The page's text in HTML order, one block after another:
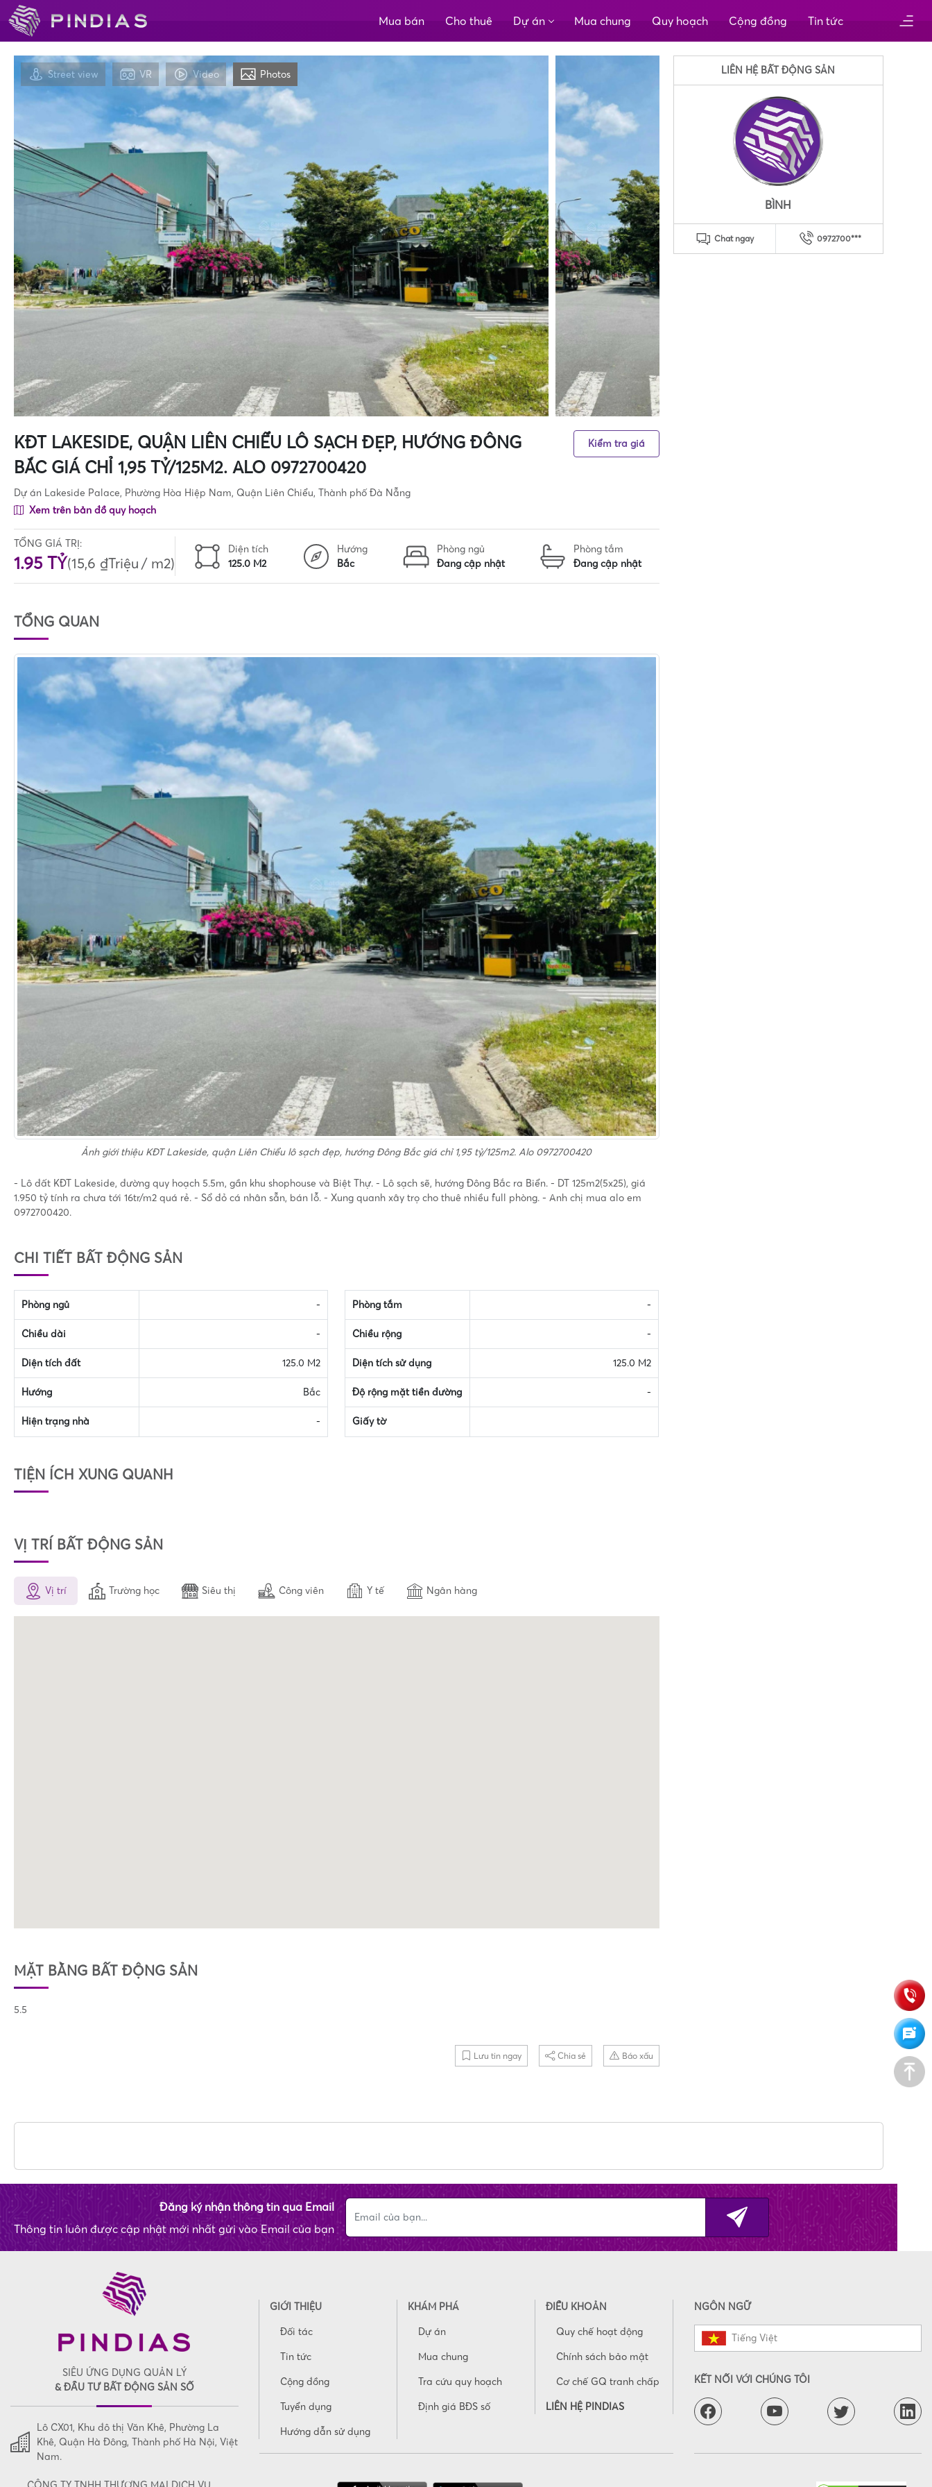
Mua bán Cho thuê Dự án Mua chung Quy hoạch Cộng đồng Tin tức
Street view VR Video Photos
KĐT LAKESIDE, QUẬN LIÊN CHIỂU LÔ SẠCH ĐẸP, HƯỚNG ĐÔNG
BẮC GIÁ CHỈ 1,95 TỶ/125M2. ALO 0972700420
Dự án Lakeside Palace, Phường Hòa Hiệp Nam, Quận Liên Chiểu, Thành phố Đà Nẵng
Xem trên bản đồ quy hoạch
Kiểm tra giá
TỔNG GIÁ TRỊ:
1.95 TỶ(15,6 ₫Triệu / m2)
Diện tích
125.0 M2
Hướng
Bắc
Phòng ngủ
Đang cập nhật
Phòng tắm
Đang cập nhật
TỔNG QUAN
Ảnh giới thiệu KĐT Lakeside, quận Liên Chiểu lô sạch đẹp, hướng Đông Bắc giá chỉ 1,95 tỷ/125m2. Alo 0972700420
- Lô đất KĐT Lakeside, đường quy hoạch 5.5m, gần khu shophouse và Biệt Thự. - Lô sạch sẽ, hướng Đông Bắc ra Biển. - DT 125m2(5x25), giá
1.950 tỷ tính ra chưa tới 16tr/m2 quá rẻ. - Sổ đỏ cá nhân sẵn, bán lỗ. - Xung quanh xây trọ cho thuê nhiều full phòng. - Anh chị mua alo em
0972700420.
CHI TIẾT BẤT ĐỘNG SẢN
Phòng ngủ -
Chiều dài -
Diện tích đất 125.0 M2
Hướng Bắc
Hiện trạng nhà -
Phòng tắm -
Chiều rộng -
Diện tích sử dụng 125.0 M2
Độ rộng mặt tiền đường -
Giấy tờ
TIỆN ÍCH XUNG QUANH
VỊ TRÍ BẤT ĐỘNG SẢN
Vị trí Trường học Siêu thị Công viên Y tế Ngân hàng
MẶT BẰNG BẤT ĐỘNG SẢN
5.5
Lưu tin ngay Chia sẻ Báo xấu
LIÊN HỆ BẤT ĐỘNG SẢN
BÌNH
Chat ngay 0972700***
Đăng ký nhận thông tin qua Email
Thông tin luôn được cập nhật mới nhất gửi vào Email của bạn
GIỚI THIỆU
Đối tác
Tin tức
Cộng đồng
Tuyển dụng
Hướng dẫn sử dụng
KHÁM PHÁ
Dự án
Mua chung
Tra cứu quy hoạch
Định giá BĐS số
ĐIỀU KHOẢN
Quy chế hoạt động
Chính sách bảo mật
Cơ chế GQ tranh chấp
LIÊN HỆ PINDIAS
SIÊU ỨNG DỤNG QUẢN LÝ
& ĐẦU TƯ BẤT ĐỘNG SẢN SỐ
Lô CX01, Khu đô thị Văn Khê, Phường La
Khê, Quận Hà Đông, Thành phố Hà Nội, Việt
Nam.
NGÔN NGỮ
Tiếng Việt
KẾT NỐI VỚI CHÚNG TÔI